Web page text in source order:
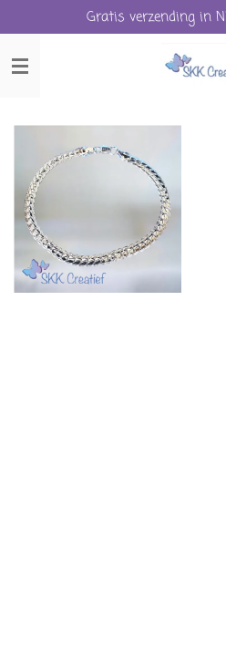
direct
naar
de
Gratis verzending in